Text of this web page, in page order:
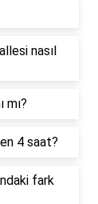
nasıl
mı?
4 saat?
fark